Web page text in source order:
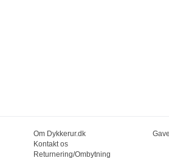
Om Dykkerur.dk
Kontakt os
Returnering/Ombytning